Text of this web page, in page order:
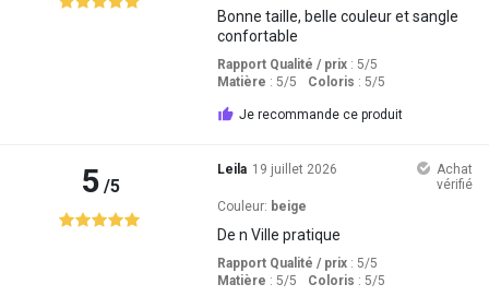
Bonne taille, belle couleur et sangle
confortable
Rapport Qualité / prix: 5/5
Matière : 5/5 Coloris : 5/5
Je recommande ce produit
5/5
Leila 19 juillet 2026
Achat
vérifié
Couleur: beige
De n Ville pratique
Rapport Qualité / prix: 5/5
Matière : 5/5 Coloris : 5/5